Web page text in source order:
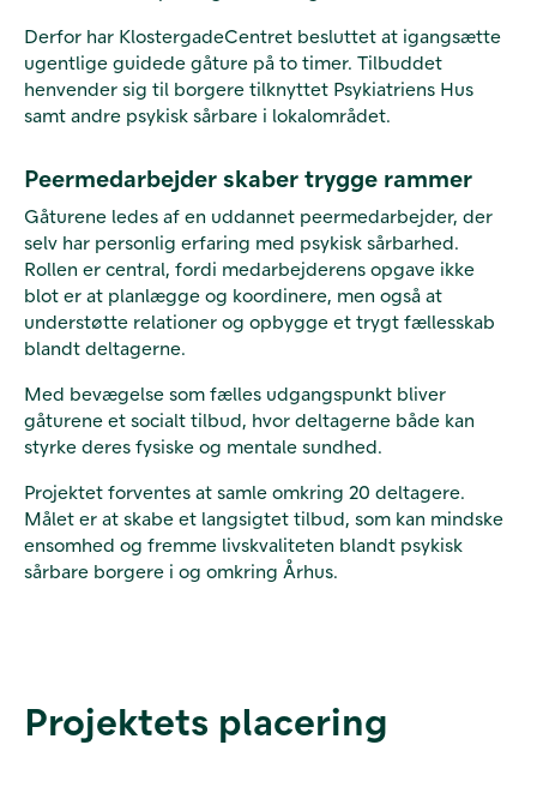
Derfor har KlostergadeCentret besluttet at igangsætte
ugentlige guidede gåture på to timer. Tilbuddet
henvender sig til borgere tilknyttet Psykiatriens Hus
samt andre psykisk sårbare i lokalområdet.
Peermedarbejder skaber trygge rammer
Gåturene ledes af en uddannet peermedarbejder, der
selv har personlig erfaring med psykisk sårbarhed.
Rollen er central, fordi medarbejderens opgave ikke
blot er at planlægge og koordinere, men også at
understøtte relationer og opbygge et trygt fællesskab
blandt deltagerne.
Med bevægelse som fælles udgangspunkt bliver
gåturene et socialt tilbud, hvor deltagerne både kan
styrke deres fysiske og mentale sundhed.
Projektet forventes at samle omkring 20 deltagere.
Målet er at skabe et langsigtet tilbud, som kan mindske
ensomhed og fremme livskvaliteten blandt psykisk
sårbare borgere i og omkring Århus.
Projektets placering